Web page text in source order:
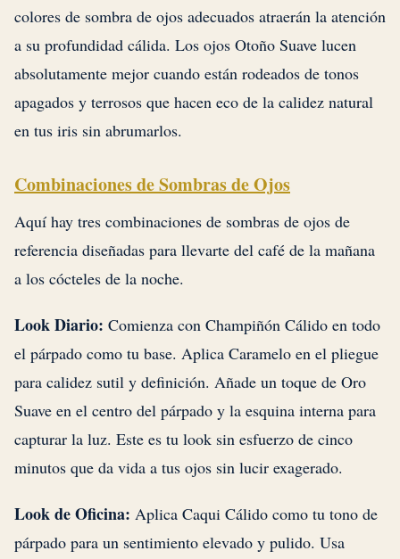
colores de sombra de ojos adecuados atraerán la atención
a su profundidad cálida. Los ojos Otoño Suave lucen
absolutamente mejor cuando están rodeados de tonos
apagados y terrosos que hacen eco de la calidez natural
en tus iris sin abrumarlos.
Combinaciones de Sombras de Ojos
Aquí hay tres combinaciones de sombras de ojos de
referencia diseñadas para llevarte del café de la mañana
a los cócteles de la noche.
Look Diario: Comienza con Champiñón Cálido en todo
el párpado como tu base. Aplica Caramelo en el pliegue
para calidez sutil y definición. Añade un toque de Oro
Suave en el centro del párpado y la esquina interna para
capturar la luz. Este es tu look sin esfuerzo de cinco
minutos que da vida a tus ojos sin lucir exagerado.
Look de Oficina: Aplica Caqui Cálido como tu tono de
párpado para un sentimiento elevado y pulido. Usa